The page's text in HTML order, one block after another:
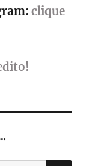
clique